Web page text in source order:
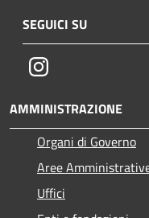
SEGUICI SU
Instagram
AMMINISTRAZIONE
Organi di Governo
Aree
Uffici